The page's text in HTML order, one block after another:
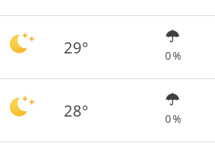
29° 0 %
28° 0 %